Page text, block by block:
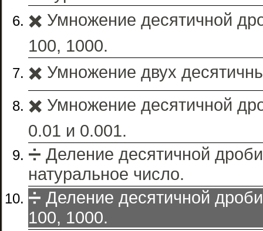
✖️ Умножение десятичной
100, 1000.
✖️ Умножение двух
✖️ Умножение десятичной
0.01 и 0.001.
➗ Деление десятичной
натуральное число.
➗ Деление десятичной
100, 1000.